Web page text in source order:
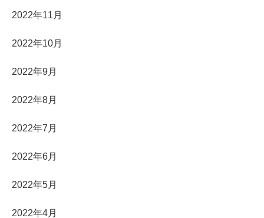
2022年11月
2022年10月
2022年9月
2022年8月
2022年7月
2022年6月
2022年5月
2022年4月